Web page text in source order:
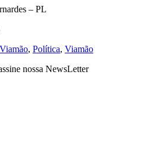
– PL
, Política, Viamão
nossa NewsLetter